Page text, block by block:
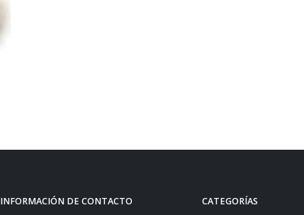
INFORMACIÓN DE CONTACTO CATEGORÍAS